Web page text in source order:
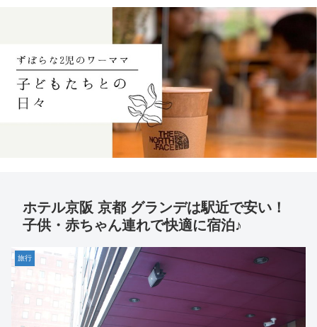
ホテル京阪 京都 グランデは駅近で安い！
子供・赤ちゃん連れで快適に宿泊♪
旅行